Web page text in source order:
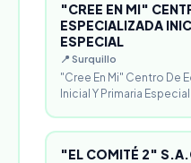
"CREE EN MI"
ESPECIALIZADA
ESPECIAL
📍 Surquillo
"Cree En Mi" Centro De
Inicial Y Primaria
"EL COMITÉ 2"